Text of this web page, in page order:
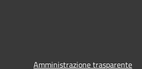
Amministrazione trasparente